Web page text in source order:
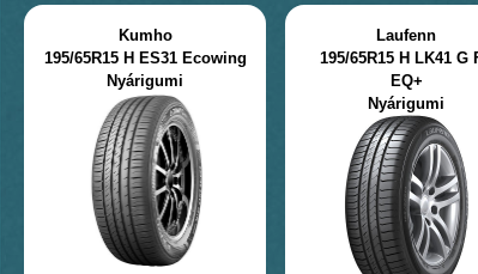
Kumho
195/65R15 H ES31 Ecowing
Nyárigumi
Laufenn
195/65R15 H LK41 G
EQ+
Nyárigumi